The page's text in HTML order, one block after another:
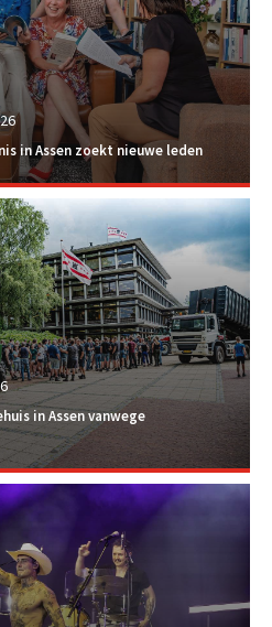
in Assen zoekt nieuwe leden
in Assen vanwege